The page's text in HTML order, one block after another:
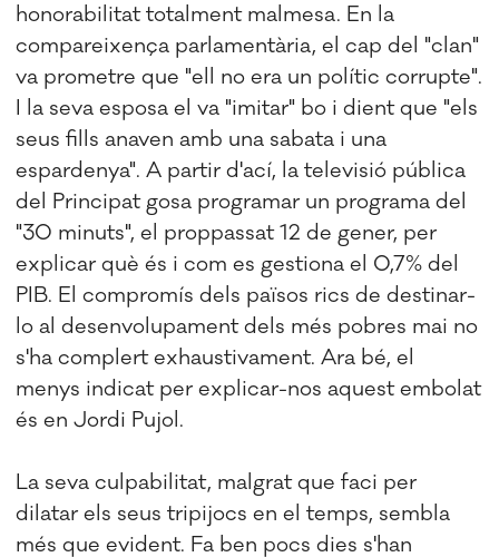
honorabilitat totalment malmesa. En la
compareixença parlamentària, el cap del "clan"
va prometre que "ell no era un polític corrupte".
I la seva esposa el va "imitar" bo i dient que "els
seus fills anaven amb una sabata i una
espardenya". A partir d'ací, la televisió pública
del Principat gosa programar un programa del
"30 minuts", el proppassat 12 de gener, per
explicar què és i com es gestiona el 0,7% del
PIB. El compromís dels països rics de destinar-
lo al desenvolupament dels més pobres mai no
s'ha complert exhaustivament. Ara bé, el
menys indicat per explicar-nos aquest embolat
és en Jordi Pujol.
La seva culpabilitat, malgrat que faci per
dilatar els seus tripijocs en el temps, sembla
més que evident. Fa ben pocs dies s'han